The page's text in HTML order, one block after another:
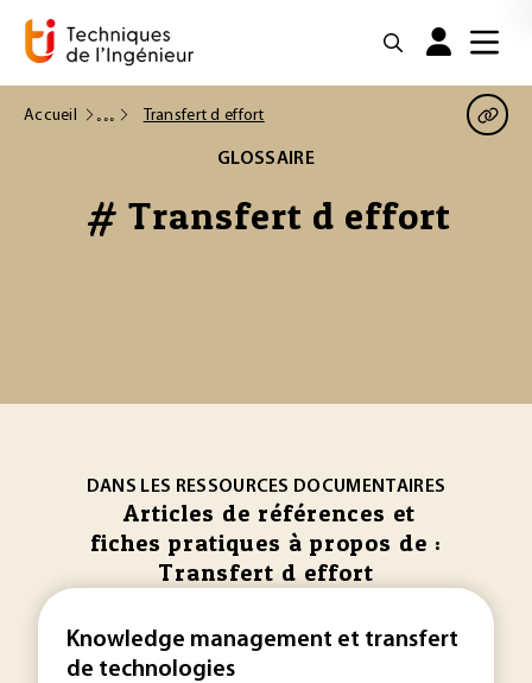
Accueil Transfert d effort
GLOSSAIRE
# Transfert d effort
DANS LES RESSOURCES DOCUMENTAIRES
Articles de références et
fiches pratiques à propos de :
Transfert d effort
Knowledge management et transfert
de technologies